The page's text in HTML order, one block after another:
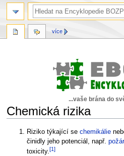
...vaše brána do
Chemická rizika
Skočit
navigaci
Skočit
vyhledávání
Riziko týkající sechemikálie
činidly jeho potenciál, např.požár
toxicity.[1]
více